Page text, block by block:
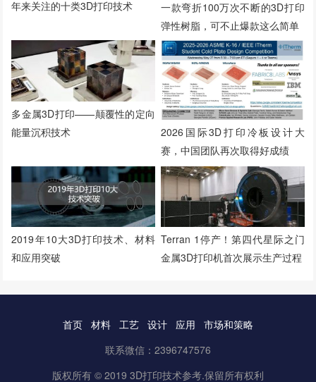
年来关注的十类3D打印技术
一款弯折100万次不断的3D打印
弹性树脂，可不止爆款这么简单
多金属3D打印——颠覆性的定向
能量沉积技术
2026国际3D打印冷板设计大
赛，中国团队再次取得好成绩
2019年10大3D打印技术、材料
和应用突破
Terran 1停产！第四代星际之门
金属3D打印机首次展示生产过程
首页 材料 工艺 设计 应用
市场和策略
联系微信：2396747576
版权所有 © 2019 3D打印技术参考.保留所有权利